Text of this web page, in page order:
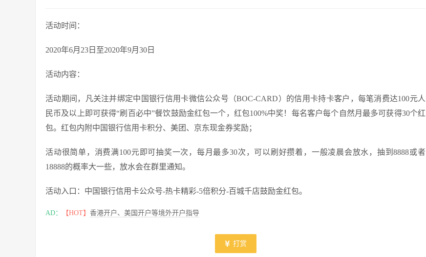
活动时间：
2020年6月23日至2020年9月30日
活动内容：
活动期间，凡关注并绑定中国银行信用卡微信公众号（BOC-CARD）的信用卡持卡客户，每笔消费达100元人
民币及以上即可获得“刷百必中”餐饮鼓励金红包一个，红包100%中奖！每名客户每个自然月最多可获得30个红
包。红包内附中国银行信用卡积分、美团、京东现金券奖励；
活动很简单，消费满100元即可抽奖一次，每月最多30次，可以刷好攒着，一般凌晨会放水，抽到8888或者
18888的概率大一些，放水会在群里通知。
活动入口：中国银行信用卡公众号-热卡精彩-5倍积分-百城千店鼓励金红包。
AD： 【HOT】 香港开户、美国开户等境外开户指导
打赏